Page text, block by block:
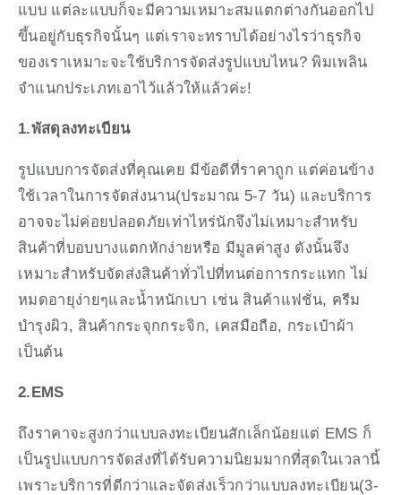
แบบ แต่ละแบบก็จะมีความเหมาะสมแตกต่างกันออกไป
ขึ้นอยู่กับธุรกิจนั้นๆ แต่เราจะทราบได้อย่างไรว่าธุรกิจ
ของเราเหมาะจะใช้บริการจัดส่งรูปแบบไหน? พิมเพลิน
จำแนกประเภทเอาไว้แล้วให้แล้วค่ะ!
1.พัสดุลงทะเบียน
รูปแบบการจัดส่งที่คุณเคย มีข้อดีที่ราคาถูก แต่ค่อนข้าง
ใช้เวลาในการจัดส่งนาน(ประมาณ 5-7 วัน) และบริการ
อาจจะไม่ค่อยปลอดภัยเท่าไหร่นักจึงไม่เหมาะสำหรับ
สินค้าที่บอบบางแตกหักง่ายหรือ มีมูลค่าสูง ดังนั้นจึง
เหมาะสำหรับจัดส่งสินค้าทั่วไปที่ทนต่อการกระแทก ไม่
หมดอายุง่ายๆและน้ำหนักเบา เช่น สินค้าแฟชั่น, ครีม
บำรุงผิว, สินค้ากระจุกกระจิก, เคสมือถือ, กระเป๋าผ้า
เป็นต้น
2.EMS
ถึงราคาจะสูงกว่าแบบลงทะเบียนสักเล็กน้อยแต่ EMS ก็
เป็นรูปแบบการจัดส่งที่ได้รับความนิยมมากที่สุดในเวลานี้
เพราะบริการที่ดีกว่าและจัดส่งเร็วกว่าแบบลงทะเบียน(3-